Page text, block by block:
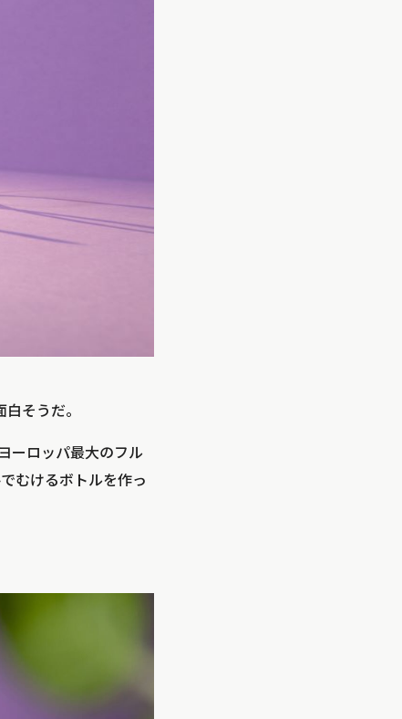
そうだ。
ーロッパ最大のフル
むけるボトルを作っ